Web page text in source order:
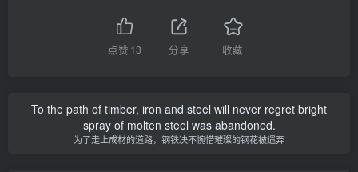
点赞 13 分享 收藏
To the path of timber, iron and steel will never regret bright
spray of molten steel was abandoned.
为了走上成材的道路，钢铁决不惋惜璀璨的钢花被遗弃